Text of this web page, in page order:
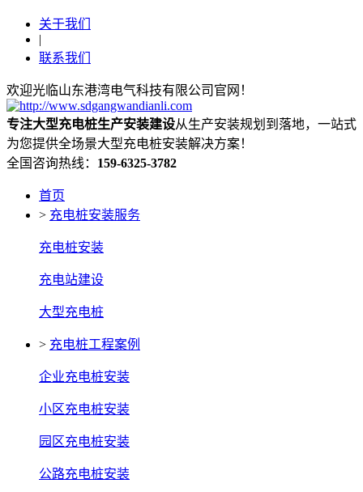
关于我们
|
联系我们
欢迎光临山东港湾电气科技有限公司官网！
专注大型充电桩生产安装建设从生产安装规划到落地，一站式
为您提供全场景大型充电桩安装解决方案！
全国咨询热线： 159-6325-3782
首页
> 充电桩安装服务
充电桩安装
充电站建设
大型充电桩
> 充电桩工程案例
企业充电桩安装
小区充电桩安装
园区充电桩安装
公路充电桩安装